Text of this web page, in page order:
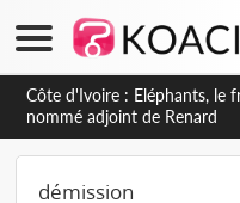
Cameroun : 5 combattants
dément les rumeurs